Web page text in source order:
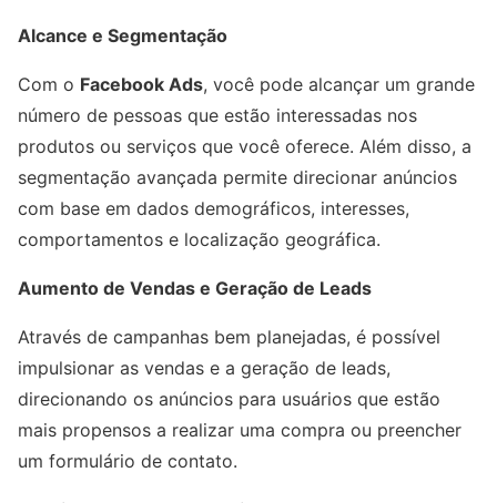
Alcance e Segmentação
Com o Facebook Ads, você pode alcançar um grande
número de pessoas que estão interessadas nos
produtos ou serviços que você oferece. Além disso, a
segmentação avançada permite direcionar anúncios
com base em dados demográficos, interesses,
comportamentos e localização geográfica.
Aumento de Vendas e Geração de Leads
Através de campanhas bem planejadas, é possível
impulsionar as vendas e a geração de leads,
direcionando os anúncios para usuários que estão
mais propensos a realizar uma compra ou preencher
um formulário de contato.